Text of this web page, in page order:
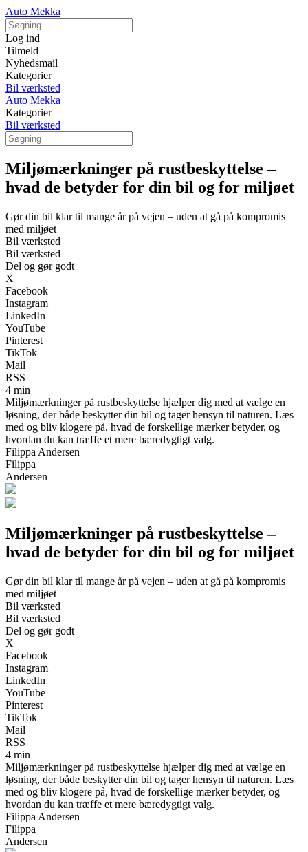
Auto Mekka
Log ind
Tilmeld
Nyhedsmail
Kategorier
Bil værksted
Auto Mekka
Kategorier
Bil værksted
Miljømærkninger på rustbeskyttelse –
hvad de betyder for din bil og for miljøet
Gør din bil klar til mange år på vejen – uden at gå på kompromis
med miljøet
Bil værksted
Bil værksted
Del og gør godt
X
Facebook
Instagram
LinkedIn
YouTube
Pinterest
TikTok
Mail
RSS
4 min
Miljømærkninger på rustbeskyttelse hjælper dig med at vælge en
løsning, der både beskytter din bil og tager hensyn til naturen. Læs
med og bliv klogere på, hvad de forskellige mærker betyder, og
hvordan du kan træffe et mere bæredygtigt valg.
Filippa Andersen
Filippa
Andersen
Miljømærkninger på rustbeskyttelse –
hvad de betyder for din bil og for miljøet
Gør din bil klar til mange år på vejen – uden at gå på kompromis
med miljøet
Bil værksted
Bil værksted
Del og gør godt
X
Facebook
Instagram
LinkedIn
YouTube
Pinterest
TikTok
Mail
RSS
4 min
Miljømærkninger på rustbeskyttelse hjælper dig med at vælge en
løsning, der både beskytter din bil og tager hensyn til naturen. Læs
med og bliv klogere på, hvad de forskellige mærker betyder, og
hvordan du kan træffe et mere bæredygtigt valg.
Filippa Andersen
Filippa
Andersen